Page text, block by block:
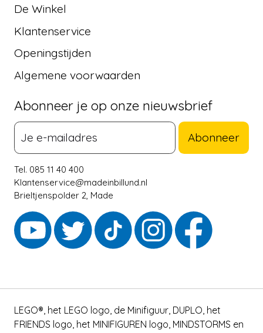
De Winkel
Klantenservice
Openingstijden
Algemene voorwaarden
Abonneer je op onze nieuwsbrief
Abonneer
Tel. 085 11 40 400
Klantenservice@madeinbillund.nl
Brieltjenspolder 2, Made
LEGO®, het LEGO logo, de Minifiguur, DUPLO, het
FRIENDS logo, het MINIFIGUREN logo, MINDSTORMS en